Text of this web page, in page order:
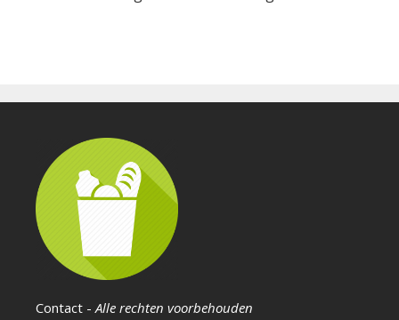
Contact -Alle rechten voorbehouden